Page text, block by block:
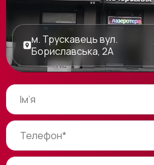
м. Трускавець вул.
Бориславська, 2А